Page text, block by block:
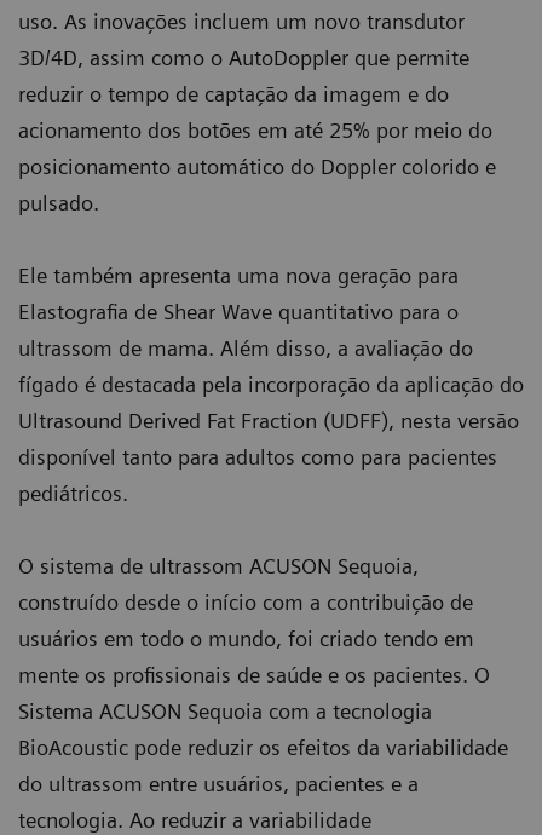
uso. As inovações incluem um novo transdutor
3D/4D, assim como o AutoDoppler que permite
reduzir o tempo de captação da imagem e do
acionamento dos botões em até 25% por meio do
posicionamento automático do Doppler colorido e
pulsado.
Ele também apresenta uma nova geração para
Elastografia de Shear Wave quantitativo para o
ultrassom de mama. Além disso, a avaliação do
fígado é destacada pela incorporação da aplicação do
Ultrasound Derived Fat Fraction (UDFF), nesta versão
disponível tanto para adultos como para pacientes
pediátricos.
O sistema de ultrassom ACUSON Sequoia,
construído desde o início com a contribuição de
usuários em todo o mundo, foi criado tendo em
mente os profissionais de saúde e os pacientes. O
Sistema ACUSON Sequoia com a tecnologia
BioAcoustic pode reduzir os efeitos da variabilidade
do ultrassom entre usuários, pacientes e a
tecnologia. Ao reduzir a variabilidade